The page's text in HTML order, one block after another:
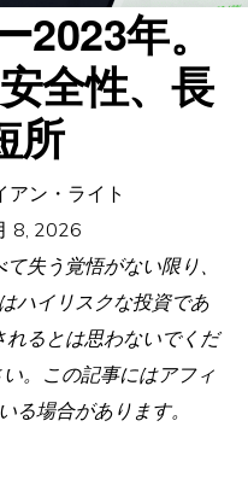
年。
全性、長
所
アン・ライト
8, 2026
失う覚悟がない限り、
ハイリスクな投資であ
れるとは思わないでくだ
。この記事にはアフィ
る場合があります。